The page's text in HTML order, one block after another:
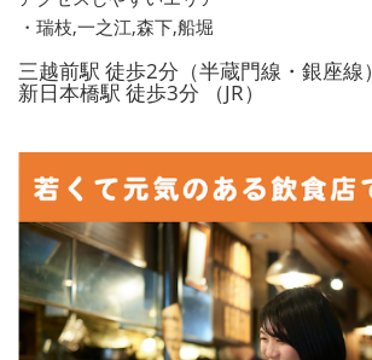
・瑞枝,一之江,森下,船堀
三越前駅 徒歩2分（半蔵門線・銀座線）
新日本橋駅 徒歩3分 （JR）